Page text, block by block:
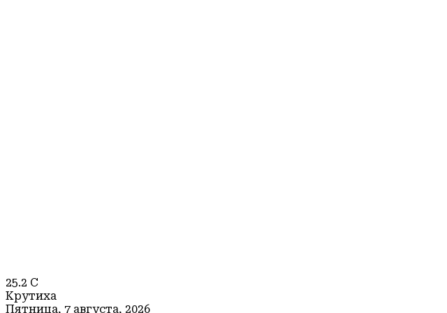
25.2 C
Крутиха
Пятница, 7 августа, 2026